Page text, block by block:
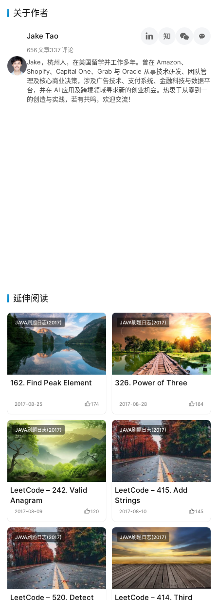
具
&
留
关于作者
Jake Tao
656文章337 评论
Jake，杭州人，在美国留学并工作多年。曾在 Amazon、
Shopify、Capital One、Grab 与 Oracle 从事技术研发、团队管
理及核心商业决策，涉及广告技术、支付系统、金融科技与数据平
台，并在 AI 应用及跨境领域寻求新的创业机会。热衷于从零到一
的创造与实践，若有共鸣，欢迎交流！
延伸阅读
JAVA刷题日志(2017)
162. Find Peak Element
2017-08-25 174
JAVA刷题日志(2017)
326. Power of Three
2017-08-28 164
JAVA刷题日志(2017)
LeetCode – 242. Valid
Anagram
2017-08-09 120
JAVA刷题日志(2017)
LeetCode – 415. Add
Strings
2017-08-10 145
JAVA刷题日志(2017)
LeetCode – 520. Detect
JAVA刷题日志(2017)
LeetCode – 414. Third